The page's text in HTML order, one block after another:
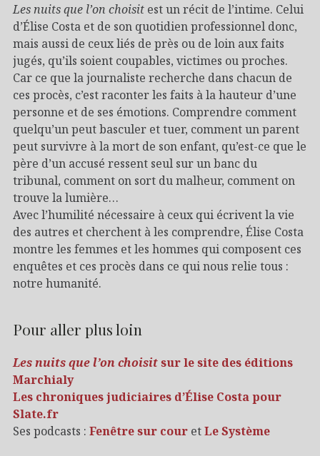
Les nuits que l’on choisit est un récit de l’intime. Celui
d’Élise Costa et de son quotidien professionnel donc,
mais aussi de ceux liés de près ou de loin aux faits
jugés, qu’ils soient coupables, victimes ou proches.
Car ce que la journaliste recherche dans chacun de
ces procès, c’est raconter les faits à la hauteur d’une
personne et de ses émotions. Comprendre comment
quelqu’un peut basculer et tuer, comment un parent
peut survivre à la mort de son enfant, qu’est-ce que le
père d’un accusé ressent seul sur un banc du
tribunal, comment on sort du malheur, comment on
trouve la lumière…
Avec l’humilité nécessaire à ceux qui écrivent la vie
des autres et cherchent à les comprendre, Élise Costa
montre les femmes et les hommes qui composent ces
enquêtes et ces procès dans ce qui nous relie tous :
notre humanité.
Pour aller plus loin
Les nuits que l’on choisit sur le site des éditions
Marchialy
Les chroniques judiciaires d’Élise Costa pour
Slate.fr
Ses podcasts : Fenêtre sur cour etLe Système